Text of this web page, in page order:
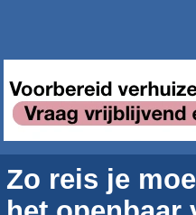
Zo reis je